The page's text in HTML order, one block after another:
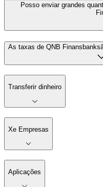
Posso enviar grandes
As taxas de QNB
Transferir dinheiro
Xe Empresas
Aplicações